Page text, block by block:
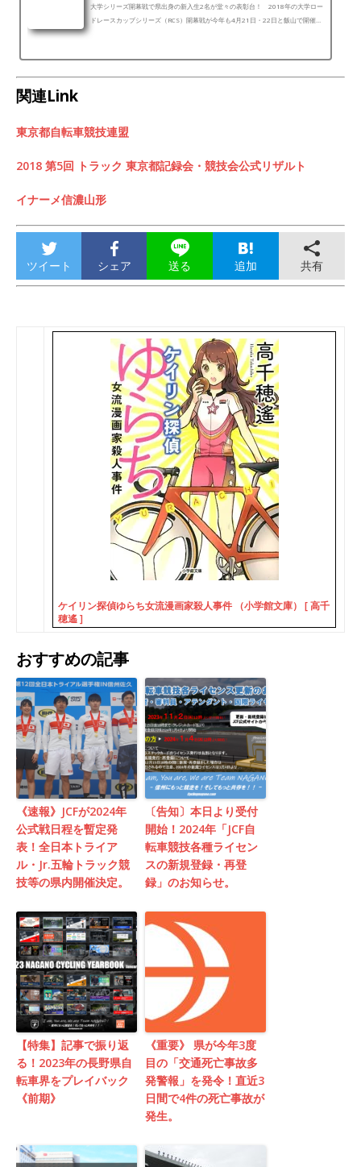
大学シリーズ開幕戦で県出身の新入生2名が堂々の表彰台！ 2018年の大学ロー
ドレースカップシリーズ（RCS）開幕戦が今年も4月21日・22日と飯山で開催さ
関連Link
東京都自転車競技連盟
2018 第5回 トラック 東京都記録会・競技会公式リザルト
イナーメ信濃山形
ツイート シェア 送る 追加 共有
ケイリン探偵ゆらち女流漫画家殺人事件 （小学館文庫） [ 高千
穂遙 ]
おすすめの記事
《速報》JCFが2024年
公式戦日程を暫定発
表！全日本トライア
ル・Jr.五輪トラック競
技等の県内開催決定。
〔告知〕本日より受付
開始！2024年「JCF自
転車競技各種ライセン
スの新規登録・再登
録」のお知らせ。
【特集】記事で振り返
る！2023年の長野県自
転車界をプレイバック
《前期》
《重要》 県が今年3度
目の「交通死亡事故多
発警報」を発令！直近3
日間で4件の死亡事故が
発生。